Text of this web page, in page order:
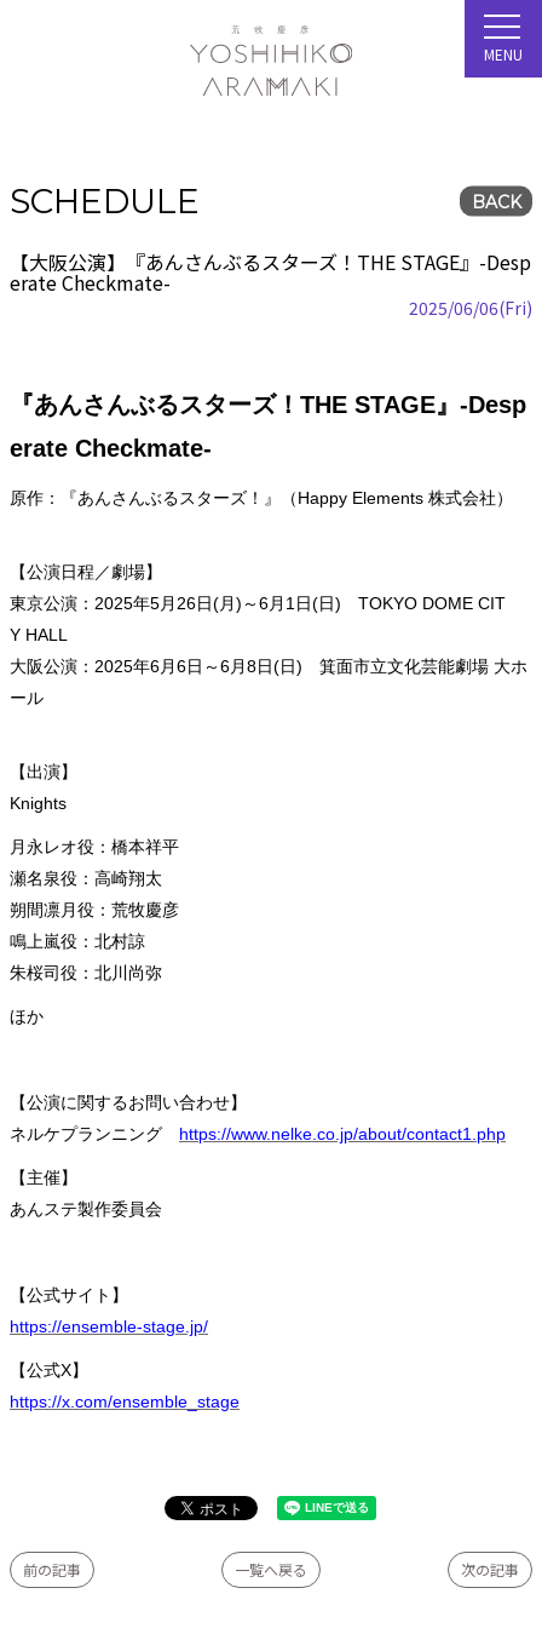
MENU
SCHEDULE BACK
【大阪公演】『あんさんぶるスターズ！THE STAGE』-Desp
erate Checkmate-
2025/06/06(Fri)
『あんさんぶるスターズ！THE STAGE』-Desp
erate Checkmate-
原作：『あんさんぶるスターズ！』（Happy Elements 株式会社）
【公演日程／劇場】
東京公演：2025年5月26日(月)～6月1日(日) TOKYO DOME CIT
Y HALL
大阪公演：2025年6月6日～6月8日(日) 箕面市立文化芸能劇場 大ホ
ール
【出演】
Knights
月永レオ役：橋本祥平
瀬名泉役：高崎翔太
朔間凛月役：荒牧慶彦
鳴上嵐役：北村諒
朱桜司役：北川尚弥
ほか
【公演に関するお問い合わせ】
ネルケプランニング https://www.nelke.co.jp/about/contact1.php
【主催】
あんステ製作委員会
【公式サイト】
https://ensemble-stage.jp/
【公式X】
https://x.com/ensemble_stage
次の記事
一覧へ戻る
前の記事